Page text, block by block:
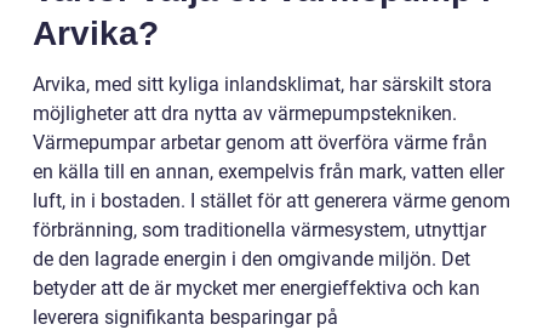
Arvika?
Arvika, med sitt kyliga inlandsklimat, har särskilt stora
möjligheter att dra nytta av värmepumpstekniken.
Värmepumpar arbetar genom att överföra värme från
en källa till en annan, exempelvis från mark, vatten eller
luft, in i bostaden. I stället för att generera värme genom
förbränning, som traditionella värmesystem, utnyttjar
de den lagrade energin i den omgivande miljön. Det
betyder att de är mycket mer energieffektiva och kan
leverera signifikanta besparingar på